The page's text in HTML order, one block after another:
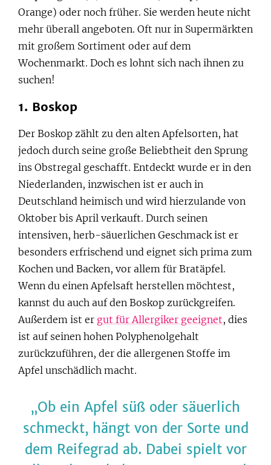
Orange) oder noch früher. Sie werden heute nicht
mehr überall angeboten. Oft nur in Supermärkten
mit großem Sortiment oder auf dem
Wochenmarkt. Doch es lohnt sich nach ihnen zu
suchen!
1. Boskop
Der Boskop zählt zu den alten Apfelsorten, hat
jedoch durch seine große Beliebtheit den Sprung
ins Obstregal geschafft. Entdeckt wurde er in den
Niederlanden, inzwischen ist er auch in
Deutschland heimisch und wird hierzulande von
Oktober bis April verkauft. Durch seinen
intensiven, herb-säuerlichen Geschmack ist er
besonders erfrischend und eignet sich prima zum
Kochen und Backen, vor allem für Bratäpfel.
Wenn du einen Apfelsaft herstellen möchtest,
kannst du auch auf den Boskop zurückgreifen.
Außerdem ist er gut für Allergiker geeignet, dies
ist auf seinen hohen Polyphenolgehalt
zurückzuführen, der die allergenen Stoffe im
Apfel unschädlich macht.
Ob ein Apfel süß oder säuerlich
schmeckt, hängt von der Sorte und
dem Reifegrad ab. Dabei spielt vor